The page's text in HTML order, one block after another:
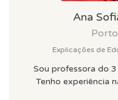
Ana
Explicações de
Sou professora do
Tenho experiência